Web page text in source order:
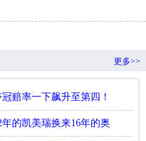
更多>>
赔率一下飙升至第四！
的凯美瑞换来16年的奥